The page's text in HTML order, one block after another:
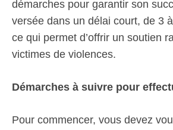
démarches pour garantir son
versée dans un délai court, de 3
ce qui permet d’offrir un soutien
victimes de violences.
Démarches à suivre pour
Pour commencer, vous devez